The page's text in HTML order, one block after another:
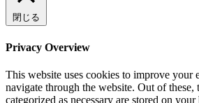
閉じる
Privacy Overview
This website uses cookies to improve your
navigate through the website. Out of these,
categorized as necessary are stored on